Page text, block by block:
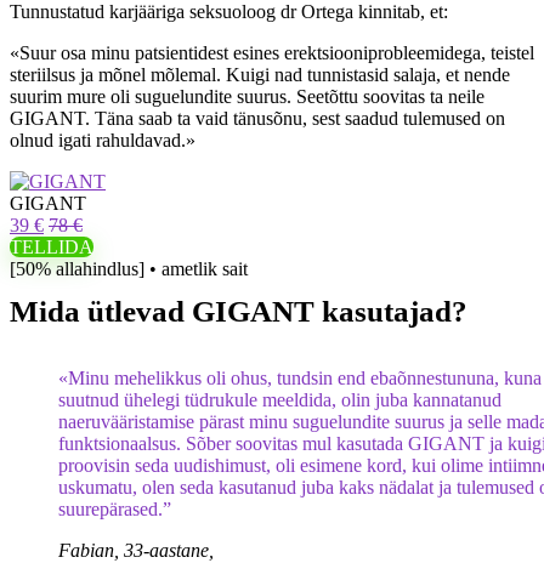
Tunnustatud karjääriga seksuoloog dr Ortega kinnitab, et:
«Suur osa minu patsientidest esines erektsiooniprobleemidega, teistel
steriilsus ja mõnel mõlemal. Kuigi nad tunnistasid salaja, et nende
suurim mure oli suguelundite suurus. Seetõttu soovitas ta neile
GIGANT. Täna saab ta vaid tänusõnu, sest saadud tulemused on
olnud igati rahuldavad.»
GIGANT
39 € 78 €
TELLIDA
[50% allahindlus] • ametlik sait
Mida ütlevad GIGANT kasutajad?
«Minu mehelikkus oli ohus, tundsin end ebaõnnestununa,
suutnud ühelegi tüdrukule meeldida, olin juba kannatanud
naeruvääristamise pärast minu suguelundite suurus ja selle
funktsionaalsus. Sõber soovitas mul kasutada GIGANT ja
proovisin seda uudishimust, oli esimene kord, kui olime
uskumatu, olen seda kasutanud juba kaks nädalat ja tulemused
suurepärased.”
Fabian, 33-aastane,